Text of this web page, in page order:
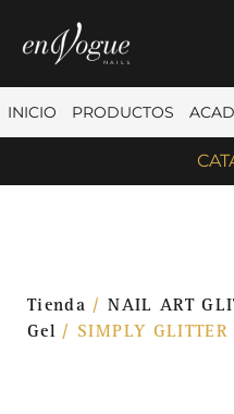
INICIO PRODUCTOS
Tienda /NAIL ART
Gel / SIMPLY GLITTER